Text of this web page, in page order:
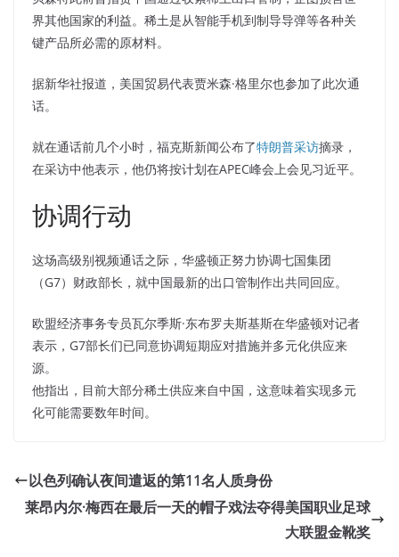
界其他国家的利益。稀土是从智能手机到制导导弹等各种关
键产品所必需的原材料。
据新华社报道，美国贸易代表贾米森·格里尔也参加了此次通
话。
就在通话前几个小时，福克斯新闻公布了特朗普采访摘录，
在采访中他表示，他仍将按计划在APEC峰会上会见习近平。
协调行动
这场高级别视频通话之际，华盛顿正努力协调七国集团
（G7）财政部长，就中国最新的出口管制作出共同回应。
欧盟经济事务专员瓦尔季斯·东布罗夫斯基斯在华盛顿对记者
表示，G7部长们已同意协调短期应对措施并多元化供应来
源。
他指出，目前大部分稀土供应来自中国，这意味着实现多元
化可能需要数年时间。
以色列确认夜间遣返的第11名人质身份
莱昂内尔·梅西在最后一天的帽子戏法夺得美国职业足球
大联盟金靴奖